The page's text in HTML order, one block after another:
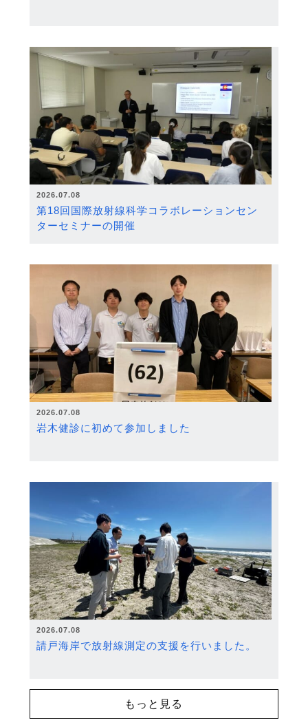
2026.07.08
第18回国際放射線科学コラボレーションセン
ターセミナーの開催
2026.07.08
岩木健診に初めて参加しました
2026.07.08
請戸海岸で放射線測定の支援を行いました。
もっと見る